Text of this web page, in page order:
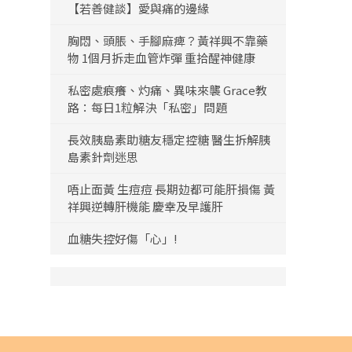
【若善健談】愛與痛的邊緣
胸悶、頭脹、手腳麻痺？黃祥興不靠藥
物 1個月拆走血管炸彈 重拾醒神健康
私密處痕癢、灼痛、異味來襲 Grace教
路：每日1粒解決「私密」問題
長效胰島素助糖友穩定控糖 醫生拆解胰
島素針劑迷思
唔止面黃 生痘痘 長期攰都可能肝損傷 黃
祥興逆轉肝機能 慶幸及早護肝
血糖失控好傷「心」!